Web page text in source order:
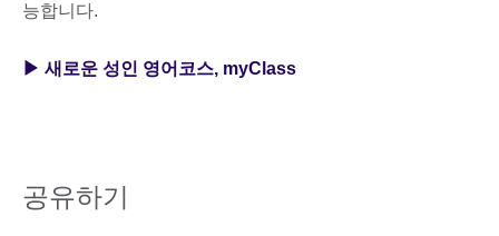
능합니다.
▶ 새로운 성인 영어코스, myClass
공유하기